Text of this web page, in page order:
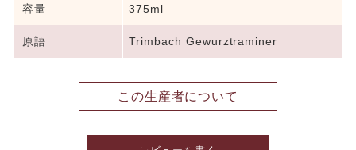
容量 375ml
原語 Trimbach Gewurztraminer
この生産者について